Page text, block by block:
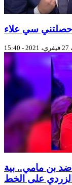
بن مامي.. بية
الزردي على الخط